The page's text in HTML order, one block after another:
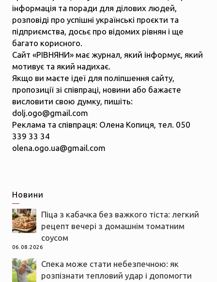
інформація та поради для ділових людей,
розповіді про успішні українські проєкти та
підприємства, досьє про відомих рівнян і ще
багато корисного.
Сайт «РІВНЯНИ» має журнал, який інформує, який
мотивує та який надихає.
Якщо ви маєте ідеї для поліпшення сайту,
пропозиції зі співпраці, новини або бажаєте
висловити свою думку, пишіть:
dolj.ogo@gmail.com
Реклама та співпраця: Олена Копиця, тел. 050
339 33 34
olena.ogo.ua@gmail.com
Новини
Піца з кабачка без важкого тіста: легкий
рецепт вечері з домашнім томатним
соусом
06.08.2026
Спека може стати небезпечною: як
розпізнати тепловий удар і допомогти